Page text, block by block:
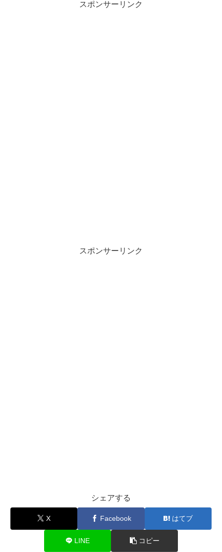
スポンサーリンク
スポンサーリンク
シェアする
X Facebook はてブ
LINE コピー